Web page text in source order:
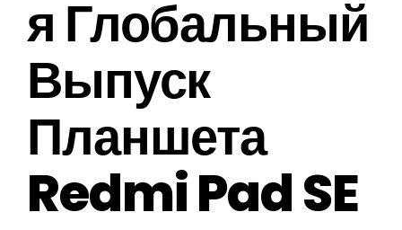
Я Глобальный
Выпуск
Планшета
Redmi Pad SE